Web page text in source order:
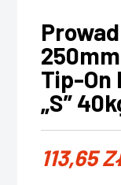
Tip-On
„S”
113,65